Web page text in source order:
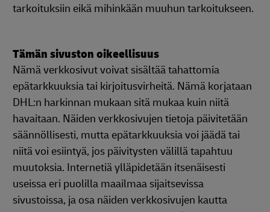
tarkoituksiin eikä mihinkään muuhun tarkoitukseen.
Tämän sivuston oikeellisuus
Nämä verkkosivut voivat sisältää tahattomia
epätarkkuuksia tai kirjoitusvirheitä. Nämä korjataan
DHL:n harkinnan mukaan sitä mukaa kuin niitä
havaitaan. Näiden verkkosivujen tietoja päivitetään
säännöllisesti, mutta epätarkkuuksia voi jäädä tai
niitä voi esiintyä, jos päivitysten välillä tapahtuu
muutoksia. Internetiä ylläpidetään itsenäisesti
useissa eri puolilla maailmaa sijaitsevissa
sivustoissa, ja osa näiden verkkosivujen kautta